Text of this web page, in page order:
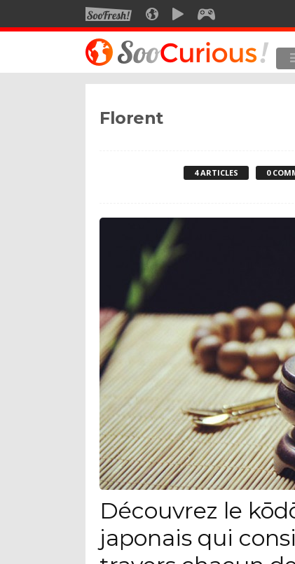
SOOFRESHSOOCURIOUSSOOMOTION
Style de vie
Florent
4 ARTICLES 0
Découvrez le
japonais qui